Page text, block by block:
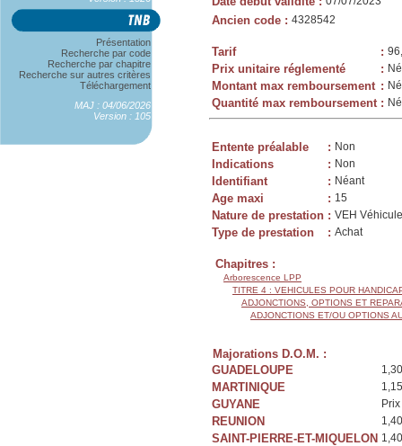
Présentation
Recherche par code
Recherche par chapitre
Recherche sur autres critères
Téléchargement
MAJ : 04/06/2026
Version : 105
Ancien code : 4328542
Tarif :
Prix unitaire réglementé :
Montant max remboursement :
Quantité max remboursement :
Entente préalable : Non
Indications : Non
Identifiant : Néant
Age maxi : 15
Nature de prestation : VEH
Type de prestation : Achat
Chapitres :
Arborescence LPP
TITRE 4 : VEHICULES POUR
ADJONCTIONS, OPTIONS ET
ADJONCTIONS ET/OU OPTIONS
Majorations D.O.M. :
GUADELOUPE
MARTINIQUE
GUYANE
REUNION
SAINT-PIERRE-ET-MIQUELON